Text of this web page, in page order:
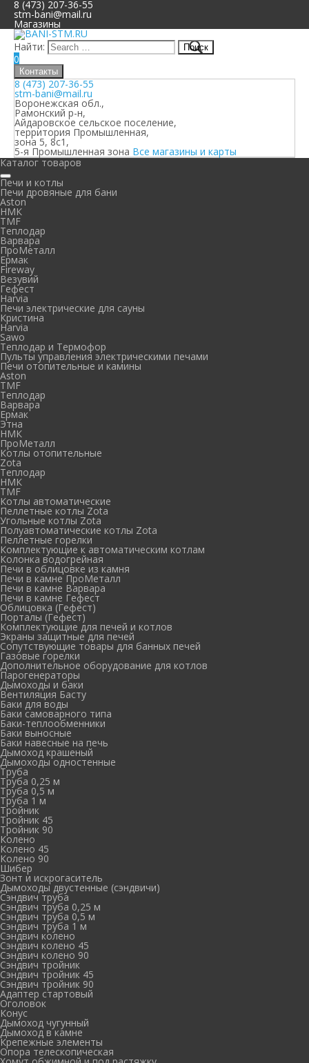
8 (473) 207-36-55
stm-bani@mail.ru
Магазины
Найти:
0
Контакты
8 (473) 207-36-55
stm-bani@mail.ru
Воронежская обл.,
Рамонский р-н,
Айдаровское сельское поселение,
территория Промышленная,
зона 5, 8с1,
5-я Промышленная зона Все магазины и карты
Каталог товаров
Печи и котлы
Печи дровяные для бани
Aston
НМК
TMF
Теплодар
Варвара
ПроМеталл
Ермак
Fireway
Везувий
Гефест
Harvia
Печи электрические для сауны
Кристина
Harvia
Sawo
Теплодар и Термофор
Пульты управления электрическими печами
Печи отопительные и камины
Aston
TMF
Теплодар
Варвара
Ермак
Этна
НМК
ПроМеталл
Котлы отопительные
Zota
Теплодар
НМК
TMF
Котлы автоматические
Пеллетные котлы Zota
Угольные котлы Zota
Полуавтоматические котлы Zota
Пеллетные горелки
Комплектующие к автоматическим котлам
Колонка водогрейная
Печи в облицовке из камня
Печи в камне ПроМеталл
Печи в камне Варвара
Печи в камне Гефест
Облицовка (Гефест)
Порталы (Гефест)
Комплектующие для печей и котлов
Экраны защитные для печей
Сопутствующие товары для банных печей
Газовые горелки
Дополнительное оборудование для котлов
Парогенераторы
Дымоходы и баки
Вентиляция Басту
Баки для воды
Баки самоварного типа
Баки-теплообменники
Баки выносные
Баки навесные на печь
Дымоход крашеный
Дымоходы одностенные
Труба
Труба 0,25 м
Труба 0,5 м
Труба 1 м
Тройник
Тройник 45
Тройник 90
Колено
Колено 45
Колено 90
Шибер
Зонт и искрогаситель
Дымоходы двустенные (сэндвичи)
Сэндвич труба
Сэндвич труба 0,25 м
Сэндвич труба 0,5 м
Сэндвич труба 1 м
Сэндвич колено
Сэндвич колено 45
Сэндвич колено 90
Сэндвич тройник
Сэндвич тройник 45
Сэндвич тройник 90
Адаптер стартовый
Оголовок
Конус
Дымоход чугунный
Дымоход в камне
Крепежные элементы
Опора телескопическая